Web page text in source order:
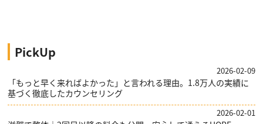
PickUp
「もっと早く来ればよかった」と言われる理由。1.8万人の実績に
基づく徹底したカウンセリング
2026-02-09
2026-02-01